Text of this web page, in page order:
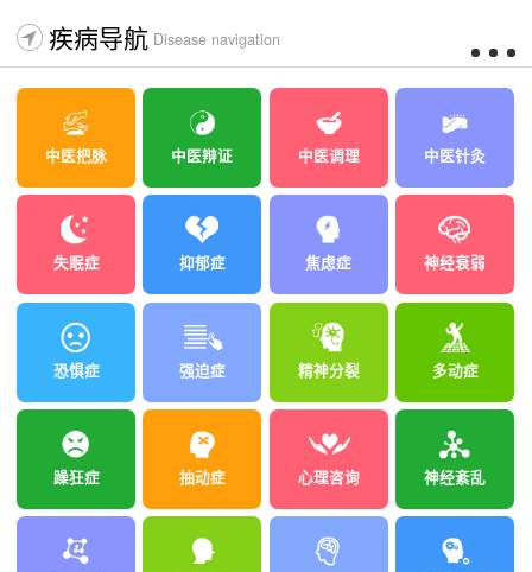
疾病导航 Disease navigation
中医把脉 中医辩证 中医调理 中医针灸
失眠症 抑郁症 焦虑症 神经衰弱
恐惧症 强迫症 精神分裂 多动症
躁狂症 抽动症 心理咨询 神经紊乱